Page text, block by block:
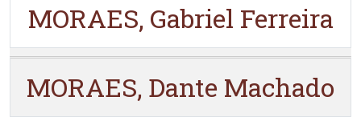
MORAES, Gabriel Ferreira
MORAES, Dante Machado